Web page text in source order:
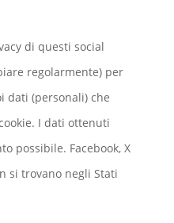
di questi social
regolarmente) per
dati (personali) che
I dati ottenuti
possibile. Facebook, X
si trovano negli Stati